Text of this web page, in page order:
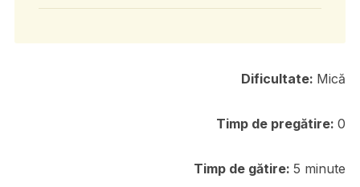
Dificultate: Mică
Timp de pregătire:0
Timp de gătire:5 minute